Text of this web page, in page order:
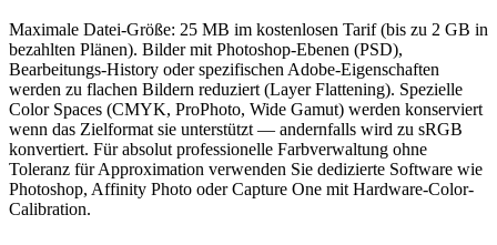
Maximale Datei-Größe: 25 MB im kostenlosen Tarif (bis zu 2 GB in
bezahlten Plänen). Bilder mit Photoshop-Ebenen (PSD),
Bearbeitungs-History oder spezifischen Adobe-Eigenschaften
werden zu flachen Bildern reduziert (Layer Flattening). Spezielle
Color Spaces (CMYK, ProPhoto, Wide Gamut) werden konserviert
wenn das Zielformat sie unterstützt — andernfalls wird zu sRGB
konvertiert. Für absolut professionelle Farbverwaltung ohne
Toleranz für Approximation verwenden Sie dedizierte Software wie
Photoshop, Affinity Photo oder Capture One mit Hardware-Color-
Calibration.